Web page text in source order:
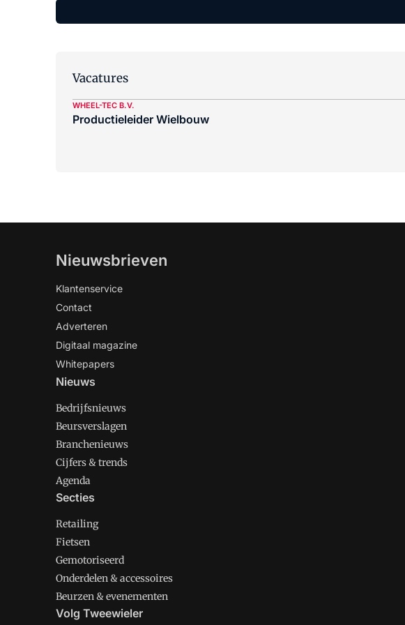
Vacatures
WHEEL-TEC B.V.
Productieleider Wielbouw
Nieuwsbrieven
Klantenservice
Contact
Adverteren
Digitaal magazine
Whitepapers
Nieuws
Bedrijfsnieuws
Beursverslagen
Branchenieuws
Cijfers & trends
Agenda
Secties
Retailing
Fietsen
Gemotoriseerd
Onderdelen & accessoires
Beurzen & evenementen
Volg Tweewieler